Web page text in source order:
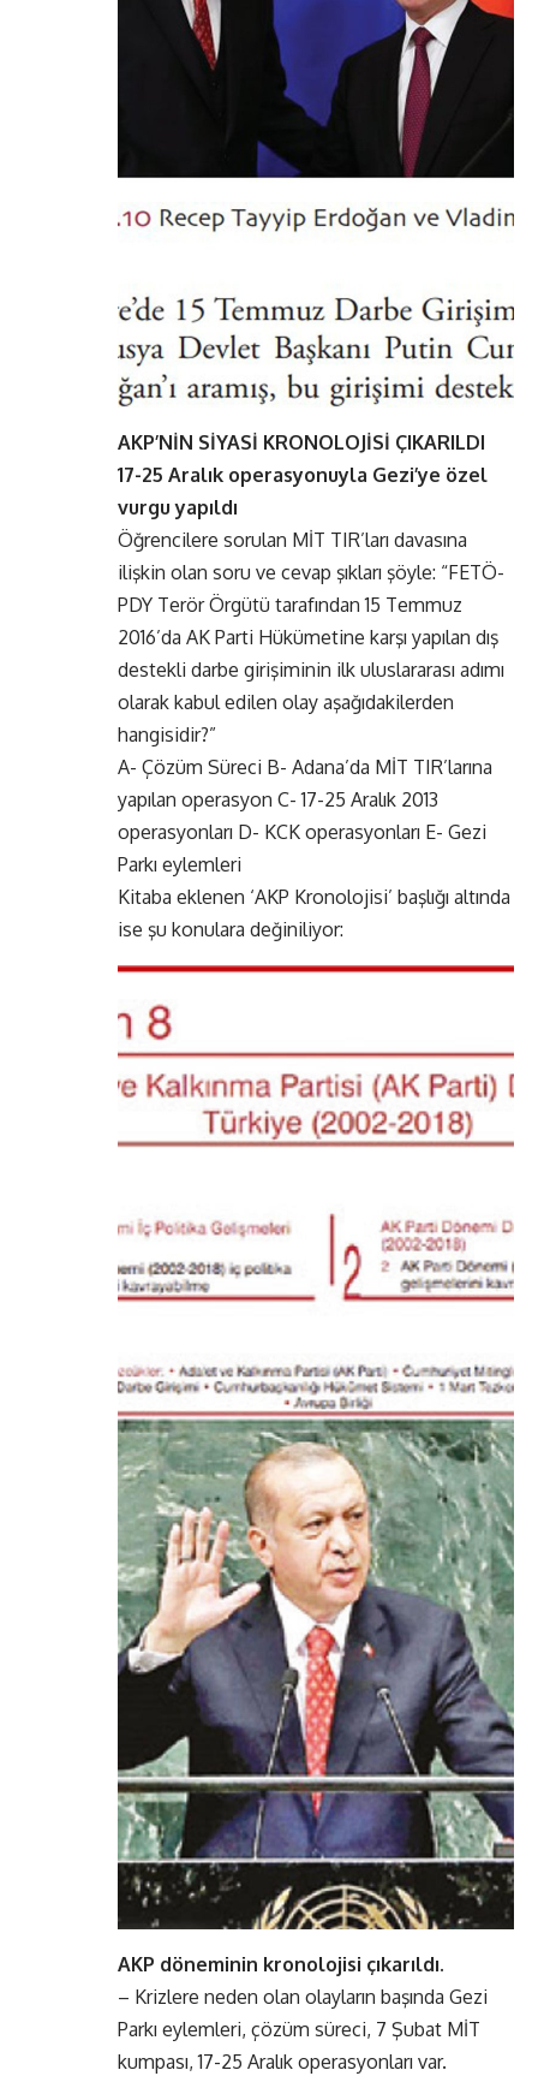
AKP’NİN SİYASİ KRONOLOJİSİ ÇIKARILDI
17-25 Aralık operasyonuyla Gezi’ye özel
vurgu yapıldı
Öğrencilere sorulan MİT TIR’ları davasına
ilişkin olan soru ve cevap şıkları şöyle: “FETÖ-
PDY Terör Örgütü tarafından 15 Temmuz
2016’da AK Parti Hükümetine karşı yapılan dış
destekli darbe girişiminin ilk uluslararası adımı
olarak kabul edilen olay aşağıdakilerden
hangisidir?”
A- Çözüm Süreci B- Adana’da MİT TIR’larına
yapılan operasyon C- 17-25 Aralık 2013
operasyonları D- KCK operasyonları E- Gezi
Parkı eylemleri
Kitaba eklenen ‘AKP Kronolojisi’ başlığı altında
ise şu konulara değiniliyor:
AKP döneminin kronolojisi çıkarıldı.
– Krizlere neden olan olayların başında Gezi
Parkı eylemleri, çözüm süreci, 7 Şubat MİT
kumpası, 17-25 Aralık operasyonları var.